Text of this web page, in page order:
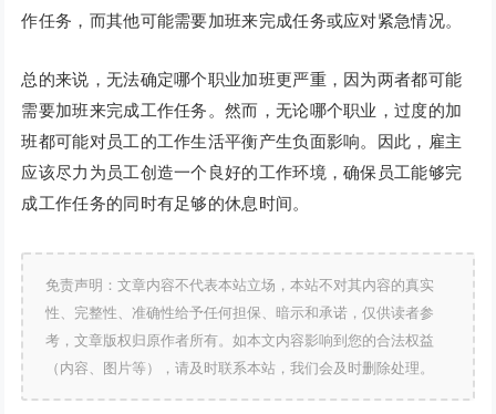
作任务，而其他可能需要加班来完成任务或应对紧急情况。
总的来说，无法确定哪个职业加班更严重，因为两者都可能
需要加班来完成工作任务。然而，无论哪个职业，过度的加
班都可能对员工的工作生活平衡产生负面影响。因此，雇主
应该尽力为员工创造一个良好的工作环境，确保员工能够完
成工作任务的同时有足够的休息时间。
免责声明：文章内容不代表本站立场，本站不对其内容的真实
性、完整性、准确性给予任何担保、暗示和承诺，仅供读者参
考，文章版权归原作者所有。如本文内容影响到您的合法权益
（内容、图片等），请及时联系本站，我们会及时删除处理。